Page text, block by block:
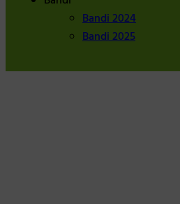
Bandi 2024
Bandi 2025